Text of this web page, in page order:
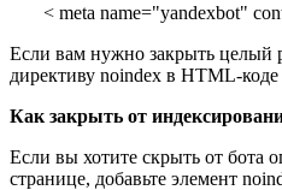
< meta name="yandexbot"
Если вам нужно закрыть целый
директиву noindex в HTML-
Как закрыть от
Если вы хотите скрыть от бота
странице, добавьте элемент